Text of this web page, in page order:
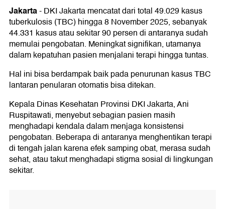
Jakarta-DKI Jakarta mencatat dari total 49.029 kasus
tuberkulosis (TBC) hingga 8 November 2025, sebanyak
44.331 kasus atau sekitar 90 persen di antaranya sudah
memulai pengobatan. Meningkat signifikan, utamanya
dalam kepatuhan pasien menjalani terapi hingga tuntas.
Hal ini bisa berdampak baik pada penurunan kasus TBC
lantaran penularan otomatis bisa ditekan.
Kepala Dinas Kesehatan Provinsi DKI Jakarta, Ani
Ruspitawati, menyebut sebagian pasien masih
menghadapi kendala dalam menjaga konsistensi
pengobatan. Beberapa di antaranya menghentikan terapi
di tengah jalan karena efek samping obat, merasa sudah
sehat, atau takut menghadapi stigma sosial di lingkungan
sekitar.